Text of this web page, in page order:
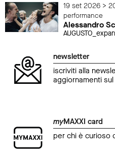
19 set 2026 >
performance
Alessandro
newsletter
iscriviti alla
aggiornamenti sul
myMAXXI card
per chi è curioso